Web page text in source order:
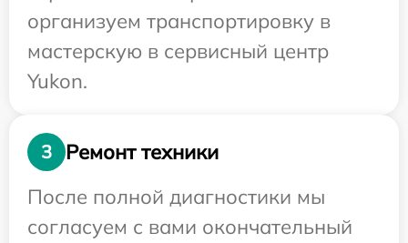
организуем транспортировку в
мастерскую в сервисный центр
Yukon.
3
Ремонт техники
После полной диагностики мы
согласуем с вами окончательный